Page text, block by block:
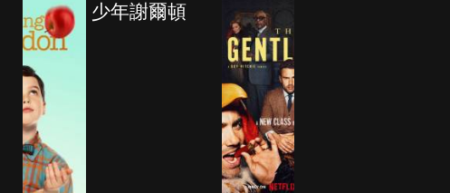
紳士追殺令